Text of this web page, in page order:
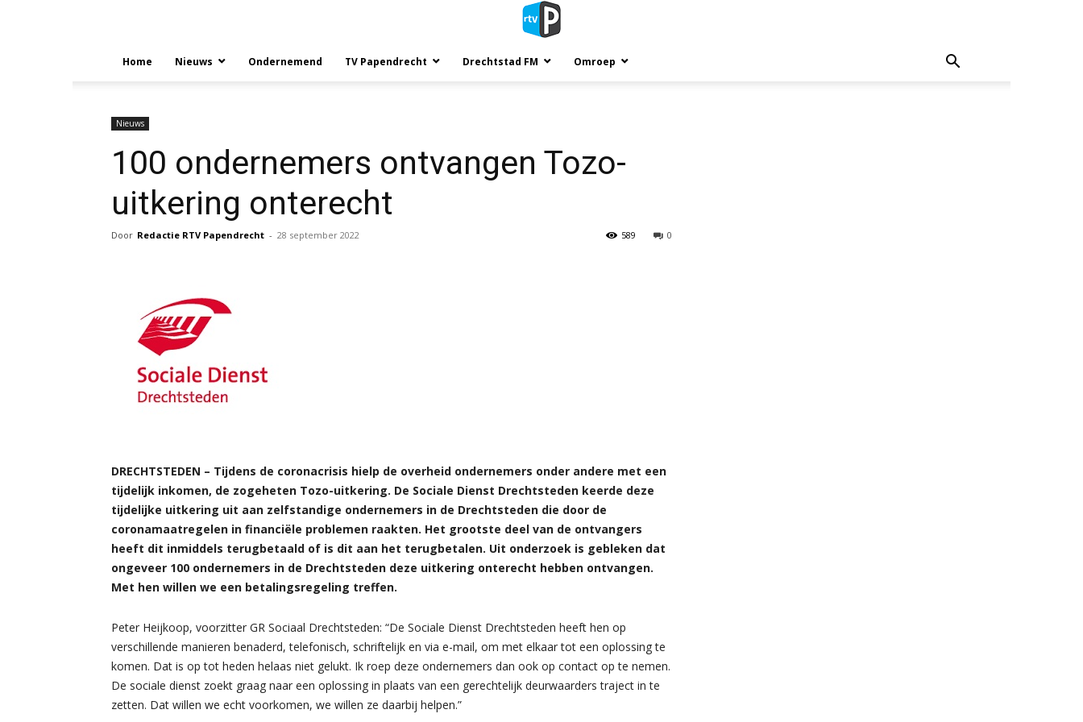
Home Nieuws Ondernemend TV Papendrecht Drechtstad FM Omroep
Nieuws
100 ondernemers ontvangen Tozo-
uitkering onterecht
Door Redactie RTV Papendrecht - 28 september 2022 0
589
DRECHTSTEDEN – Tijdens de coronacrisis hielp de overheid ondernemers onder andere met een
tijdelijk inkomen, de zogeheten Tozo-uitkering. De Sociale Dienst Drechtsteden keerde deze
tijdelijke uitkering uit aan zelfstandige ondernemers in de Drechtsteden die door de
coronamaatregelen in financiële problemen raakten. Het grootste deel van de ontvangers
heeft dit inmiddels terugbetaald of is dit aan het terugbetalen. Uit onderzoek is gebleken dat
ongeveer 100 ondernemers in de Drechtsteden deze uitkering onterecht hebben ontvangen.
Met hen willen we een betalingsregeling treffen.
Peter Heijkoop, voorzitter GR Sociaal Drechtsteden: “De Sociale Dienst Drechtsteden heeft hen op
verschillende manieren benaderd, telefonisch, schriftelijk en via e-mail, om met elkaar tot een oplossing te
komen. Dat is op tot heden helaas niet gelukt. Ik roep deze ondernemers dan ook op contact op te nemen.
De sociale dienst zoekt graag naar een oplossing in plaats van een gerechtelijk deurwaarders traject in te
zetten. Dat willen we echt voorkomen, we willen ze daarbij helpen.”